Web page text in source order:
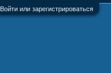
Войти или зарегистрироваться